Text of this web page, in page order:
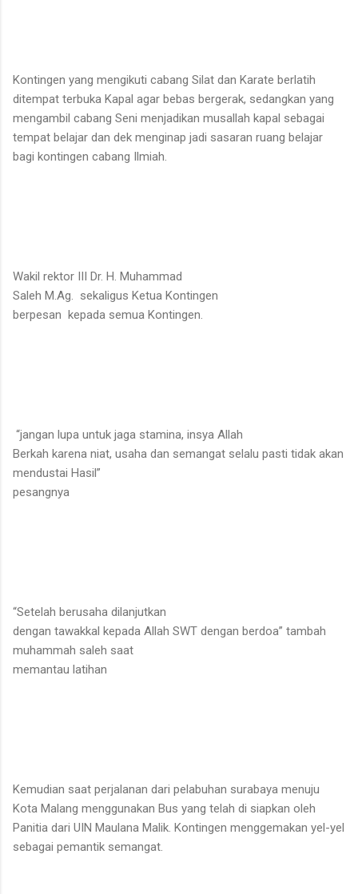
Kontingen yang mengikuti cabang Silat dan Karate berlatih
ditempat terbuka Kapal agar bebas bergerak, sedangkan yang
mengambil cabang Seni menjadikan musallah kapal sebagai
tempat belajar dan dek menginap jadi sasaran ruang belajar
bagi kontingen cabang Ilmiah.
Wakil rektor III Dr. H. Muhammad
Saleh M.Ag. sekaligus Ketua Kontingen
berpesan kepada semua Kontingen.
“jangan lupa untuk jaga stamina, insya Allah
Berkah karena niat, usaha dan semangat selalu pasti tidak akan
mendustai Hasil”
pesangnya
“Setelah berusaha dilanjutkan
dengan tawakkal kepada Allah SWT dengan berdoa” tambah
muhammah saleh saat
memantau latihan
Kemudian saat perjalanan dari pelabuhan surabaya menuju
Kota Malang menggunakan Bus yang telah di siapkan oleh
Panitia dari UIN Maulana Malik. Kontingen menggemakan yel-yel
sebagai pemantik semangat.